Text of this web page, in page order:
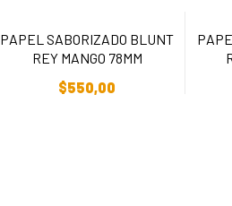
PAPEL SABORIZADO BLUNT
REY MANGO 78MM
$550,00